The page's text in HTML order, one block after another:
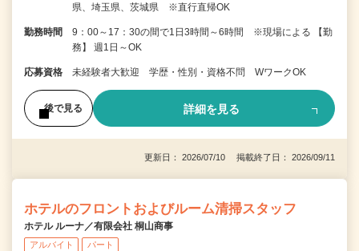
県、埼玉県、茨城県 ※直行直帰OK
勤務時間
9：00～17：30の間で1日3時間～6時間 ※現場による 【勤
務】 週1日～OK
応募資格 未経験者大歓迎 学歴・性別・資格不問 WワークOK
後で見る 詳細を見る
更新日： 2026/07/10 掲載終了日： 2026/09/11
ホテルのフロントおよびルーム清掃スタッフ
ホテル ルーナ／有限会社 桐山商事
アルバイト パート